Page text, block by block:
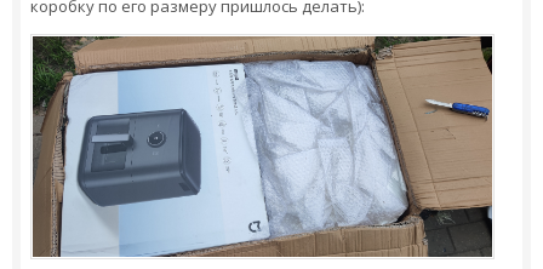
коробку по его размеру пришлось делать):